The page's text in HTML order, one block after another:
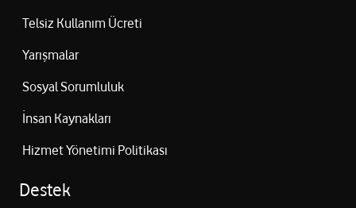
Telsiz Kullanım Ücreti
Yarışmalar
Sosyal Sorumluluk
İnsan Kaynakları
Hizmet Yönetimi Politikası
Destek